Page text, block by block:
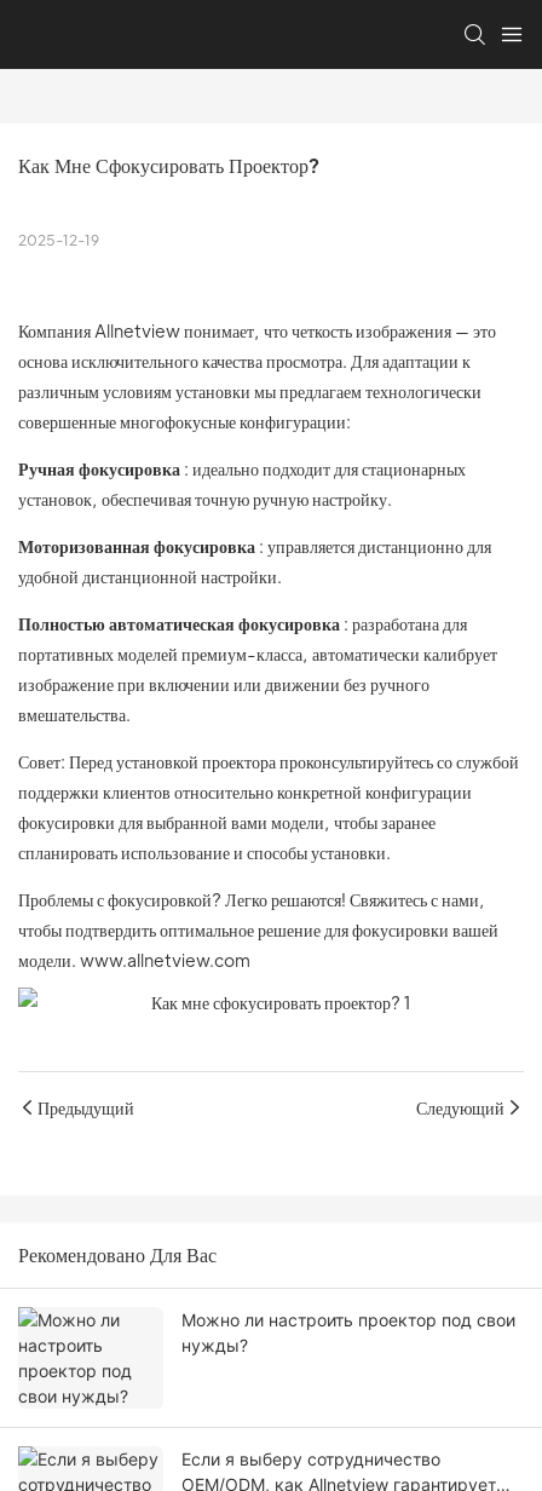
Как Мне Сфокусировать Проектор?
2025-12-19
Компания Allnetview понимает, что четкость изображения — это
основа исключительного качества просмотра. Для адаптации к
различным условиям установки мы предлагаем технологически
совершенные многофокусные конфигурации:
Ручная фокусировка : идеально подходит для стационарных
установок, обеспечивая точную ручную настройку.
Моторизованная фокусировка : управляется дистанционно для
удобной дистанционной настройки.
Полностью автоматическая фокусировка : разработана для
портативных моделей премиум-класса, автоматически калибрует
изображение при включении или движении без ручного
вмешательства.
Совет: Перед установкой проектора проконсультируйтесь со службой
поддержки клиентов относительно конкретной конфигурации
фокусировки для выбранной вами модели, чтобы заранее
спланировать использование и способы установки.
Проблемы с фокусировкой? Легко решаются! Свяжитесь с нами,
чтобы подтвердить оптимальное решение для фокусировки вашей
модели. www.allnetview.com
Предыдущий Следующий
Рекомендовано Для Вас
Можно ли настроить проектор под свои
нужды?
Если я выберу сотрудничество
OEM/ODM, как Allnetview гарантирует